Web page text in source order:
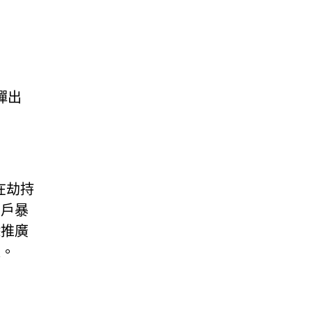
出
劫持
暴
廣